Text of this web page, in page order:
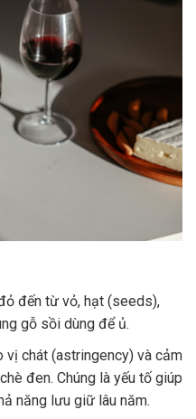
đến từ vỏ, hạt (seeds),
gỗ sồi dùng để ủ.
vị chát (astringency) và cảm
đen. Chúng là yếu tố giúp
năng lưu giữ lâu năm.